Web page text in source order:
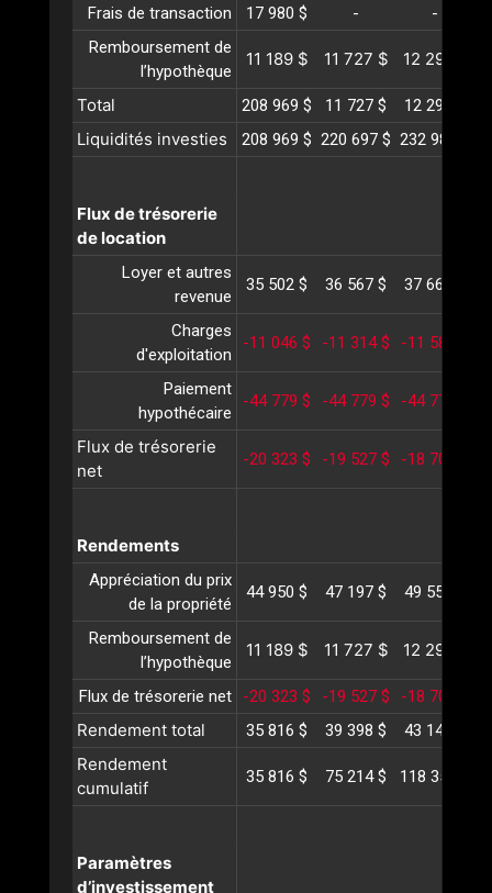
Frais de transaction
17 980 $ -
-
Remboursement de
l’hypothèque
11 189 $ 11 727 $ 12 291 $
Total 208 969 $ 11 727 $ 12 291 $
Liquidités investies 208 969 $ 220 697 $ 232 989 $
Flux de trésorerie
de location
Loyer et autres
revenue
35 502 $ 36 567 $ 37 664 $
Charges
d'exploitation
-11 046 $ -11 314 $ -11 589 $
Paiement
hypothécaire
-44 779 $ -44 779 $ -44 779 $
Flux de trésorerie
net
-20 323 $ -19 527 $ -18 705 $
Rendements
Appréciation du prix
de la propriété
44 950 $ 47 197 $ 49 557 $
Remboursement de
l’hypothèque
11 189 $ 11 727 $ 12 291 $
Flux de trésorerie net -20 323 $ -19 527 $ -18 705 $
Rendement total 35 816 $ 39 398 $ 43 143 $
Rendement
cumulatif
35 816 $ 75 214 $ 118 358 $
Paramètres
d’investissement